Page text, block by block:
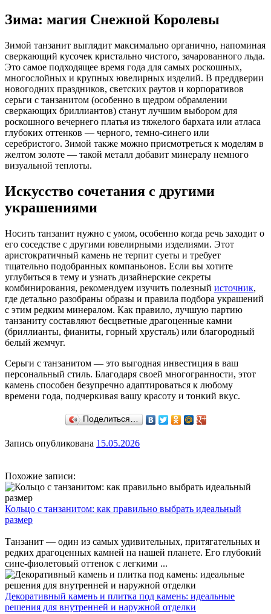
Зима: магия Снежной Королевы
Зимой танзанит выглядит максимально органично, напоминая
сверкающий кусочек кристально чистого, зачарованного льда.
Это самое подходящее время года для самых роскошных,
многослойных и крупных ювелирных изделий. В преддверии
новогодних праздников, светских раутов и корпоративов
серьги с танзанитом (особенно в щедром обрамлении
сверкающих бриллиантов) станут лучшим выбором для
роскошного вечернего платья из тяжелого бархата или атласа
глубоких оттенков — черного, темно-синего или
серебристого. Зимой также можно присмотреться к моделям в
желтом золоте — такой металл добавит минералу немного
визуальной теплоты.
Искусство сочетания с другими
украшениями
Носить танзанит нужно с умом, особенно когда речь заходит о
его соседстве с другими ювелирными изделиями. Этот
аристократичный камень не терпит суеты и требует
тщательно подобранных компаньонов. Если вы хотите
углубиться в тему и узнать дизайнерские секреты
комбинирования, рекомендуем изучить полезный источник,
где детально разобраны образы и правила подбора украшений
с этим редким минералом. Как правило, лучшую партию
танзаниту составляют бесцветные драгоценные камни
(бриллианты, фианиты, горный хрусталь) или благородный
белый жемчуг.
Серьги с танзанитом — это выгодная инвестиция в ваш
персональный стиль. Благодаря своей многогранности, этот
камень способен безупречно адаптироваться к любому
времени года, подчеркивая вашу красоту и тонкий вкус.
Поделиться…
Запись опубликована 15.05.2026
Похожие записи:
Кольцо с танзанитом: как правильно выбрать идеальный
размер
Танзанит — один из самых удивительных, притягательных и
редких драгоценных камней на нашей планете. Его глубокий
сине-фиолетовый оттенок с легкими ...
Декоративный камень и плитка под камень: идеальные
решения для внутренней и наружной отделки